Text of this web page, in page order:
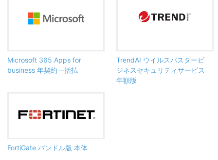
Microsoft 365 Apps for
business 年契約一括払
TrendAI ウイルスバスタービ
ジネスセキュリティサービス
年額版
FortiGate バンドル版 本体